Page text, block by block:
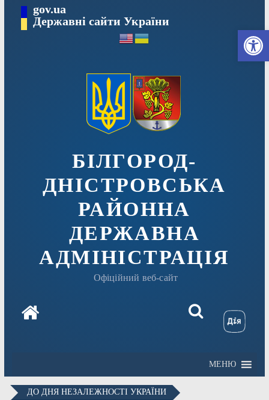
вмісту
gov.ua
Державні сайти України
БІЛГОРОД-
ДНІСТРОВСЬКА
РАЙОННА
ДЕРЖАВНА
АДМІНІСТРАЦІЯ
Офіційний веб-сайт
МЕНЮ
ДО ДНЯ НЕЗАЛЕЖНОСТІ УКРАЇНИ